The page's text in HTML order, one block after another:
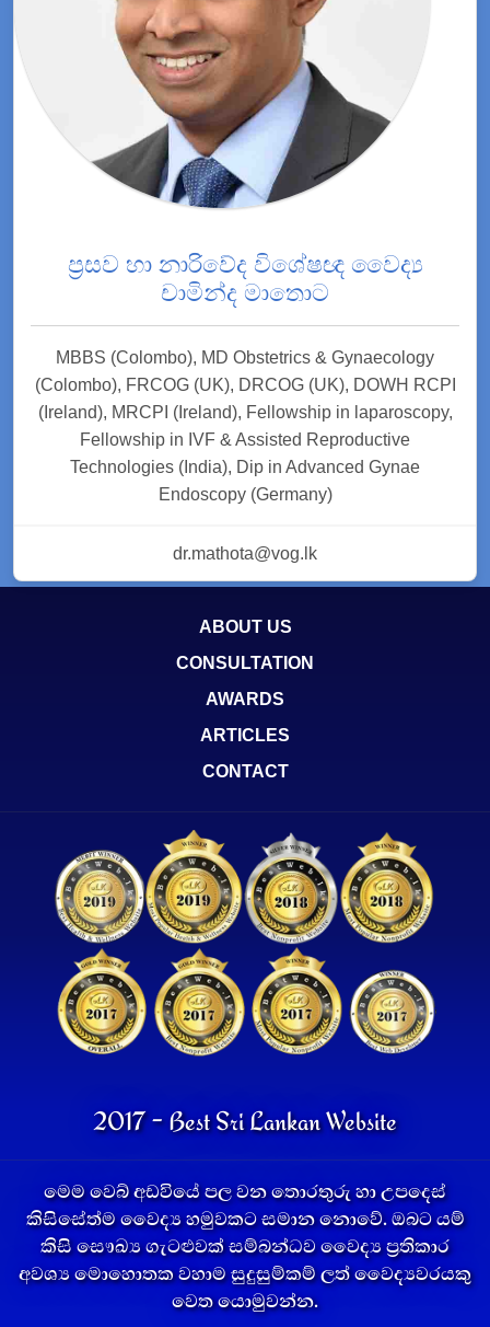
ප්‍රසව හා නාරිවේද විශේෂඥ වෛද්‍ය
චාමින්ද මාතොට
MBBS (Colombo), MD Obstetrics & Gynaecology
(Colombo), FRCOG (UK), DRCOG (UK), DOWH RCPI
(Ireland), MRCPI (Ireland), Fellowship in laparoscopy,
Fellowship in IVF & Assisted Reproductive
Technologies (India), Dip in Advanced Gynae
Endoscopy (Germany)
dr.mathota@vog.lk
ABOUT US
CONSULTATION
AWARDS
ARTICLES
CONTACT
2017 - Best Sri Lankan Website
මෙම වෙබ් අඩවියේ පල වන තොරතුරු හා උපදෙස්
කිසිසේත්ම වෛද්‍ය හමුවකට සමාන නොවේ. ඔබට යම්
කිසි සෞඛ්‍ය ගැටළුවක් සම්බන්ධව වෛද්‍ය ප්‍රතිකාර
අවශ්‍ය මොහොතක වහාම සුදුසුම්කම් ලත් වෛද්‍යවරයකු
වෙත යොමුවන්න.